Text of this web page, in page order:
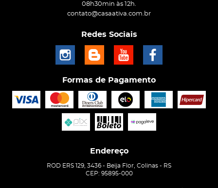
08h30min às 12h.
contato@casaativa.com.br
Redes Sociais
Formas de Pagamento
Endereço
ROD ERS 129, 3436 - Beija Flor, Colinas - RS
CEP: 95895-000